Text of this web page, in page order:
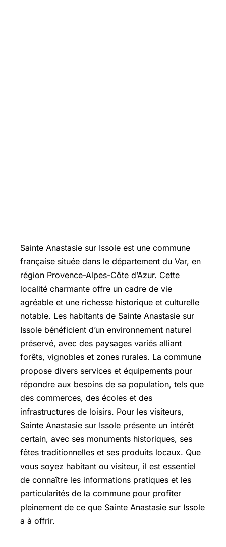
Sainte Anastasie sur Issole est une commune
française située dans le département du Var, en
région Provence-Alpes-Côte d’Azur. Cette
localité charmante offre un cadre de vie
agréable et une richesse historique et culturelle
notable. Les habitants de Sainte Anastasie sur
Issole bénéficient d’un environnement naturel
préservé, avec des paysages variés alliant
forêts, vignobles et zones rurales. La commune
propose divers services et équipements pour
répondre aux besoins de sa population, tels que
des commerces, des écoles et des
infrastructures de loisirs. Pour les visiteurs,
Sainte Anastasie sur Issole présente un intérêt
certain, avec ses monuments historiques, ses
fêtes traditionnelles et ses produits locaux. Que
vous soyez habitant ou visiteur, il est essentiel
de connaître les informations pratiques et les
particularités de la commune pour profiter
pleinement de ce que Sainte Anastasie sur Issole
a à offrir.